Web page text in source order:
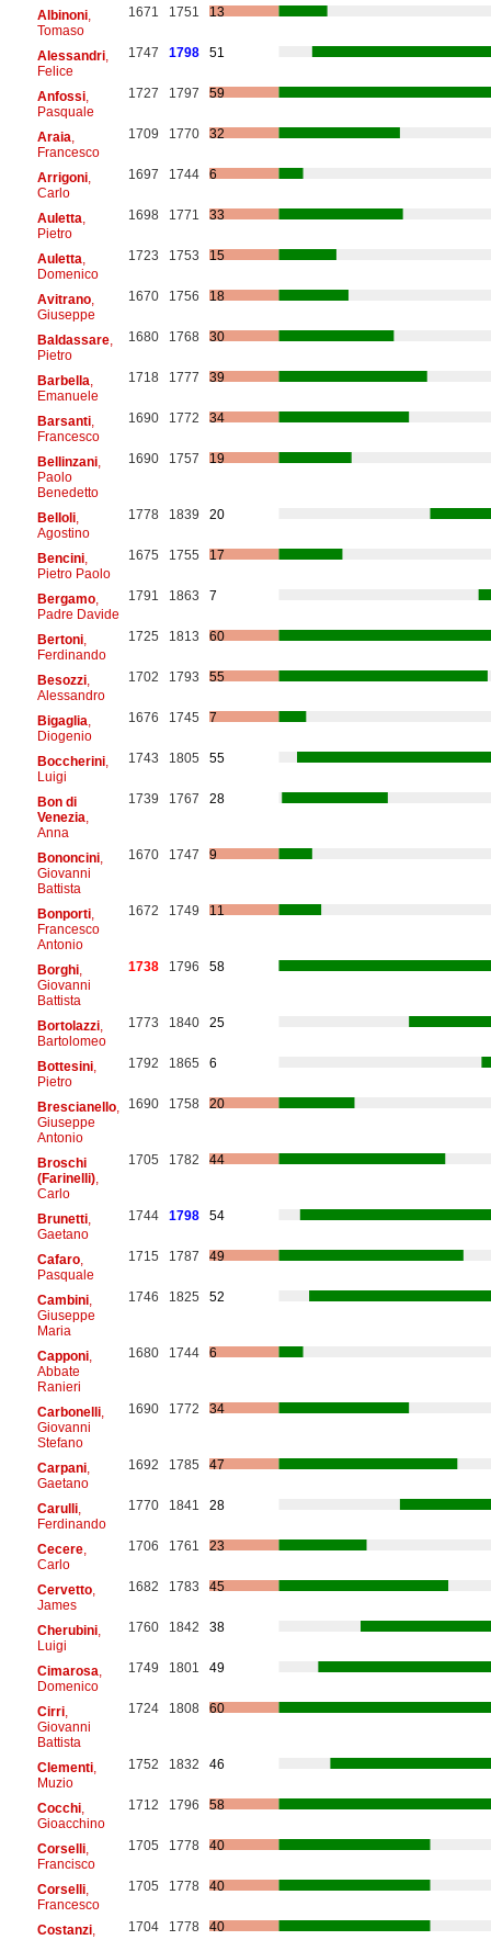
Albinoni,
Tomaso
1671 1751 13
Alessandri,
Felice
1747 1798 51
Anfossi,
Pasquale
1727 1797 59
Araia
Francesco
1709 1770 32
Arrigoni,
Carlo
1697 1744 6
Auletta
Pietro
1698 1771 33
Auletta
Domenico
1723 1753 15
Avitrano,
Giuseppe
1670 1756 18
Baldassare,
Pietro
1680 1768 30
Barbella
Emanuele
1718 1777 39
Barsanti,
Francesco
1690 1772 34
Bellinzani,
Paolo
Benedetto
1690 1757 19
Belloli,
Agostino
1778 1839 20
Bencini,
Pietro Paolo
1675 1755 17
Bergamo,
Padre Davide
1791 1863 7
Bertoni,
Ferdinando
1725 1813 60
Besozzi,
Alessandro
1702 1793 55
Bigaglia
Diogenio
1676 1745 7
Boccherini,
Luigi
1743 1805 55
Bon di
Venezia
Anna
1739 1767 28
Bononcini,
Giovanni
Battista
1670 1747 9
Bonporti,
Francesco
Antonio
1672 1749 11
Borghi,
Giovanni
Battista
1738 1796 58
Bortolazzi,
Bartolomeo
1773 1840 25
Bottesini,
Pietro
1792 1865 6
Brescianello,
Giuseppe
Antonio
1690 1758 20
Broschi
(Farinelli),
Carlo
1705 1782 44
Brunetti,
Gaetano
1744 1798 54
Cafaro,
Pasquale
1715 1787 49
Cambini,
Giuseppe
Maria
1746 1825 52
Capponi,
Abbate
Ranieri
1680 1744 6
Carbonelli,
Giovanni
Stefano
1690 1772 34
Carpani,
Gaetano
1692 1785 47
Carulli,
Ferdinando
1770 1841 28
Cecere,
Carlo
1706 1761 23
Cervetto,
James
1682 1783 45
Cherubini,
Luigi
1760 1842 38
Cimarosa
Domenico
1749 1801 49
Cirri,
Giovanni
Battista
1724 1808 60
Clementi,
Muzio
1752 1832 46
Cocchi,
Gioacchino
1712 1796 58
Corselli,
Francisco
1705 1778 40
Corselli,
Francesco
1705 1778 40
Costanzi,
1704 1778 40